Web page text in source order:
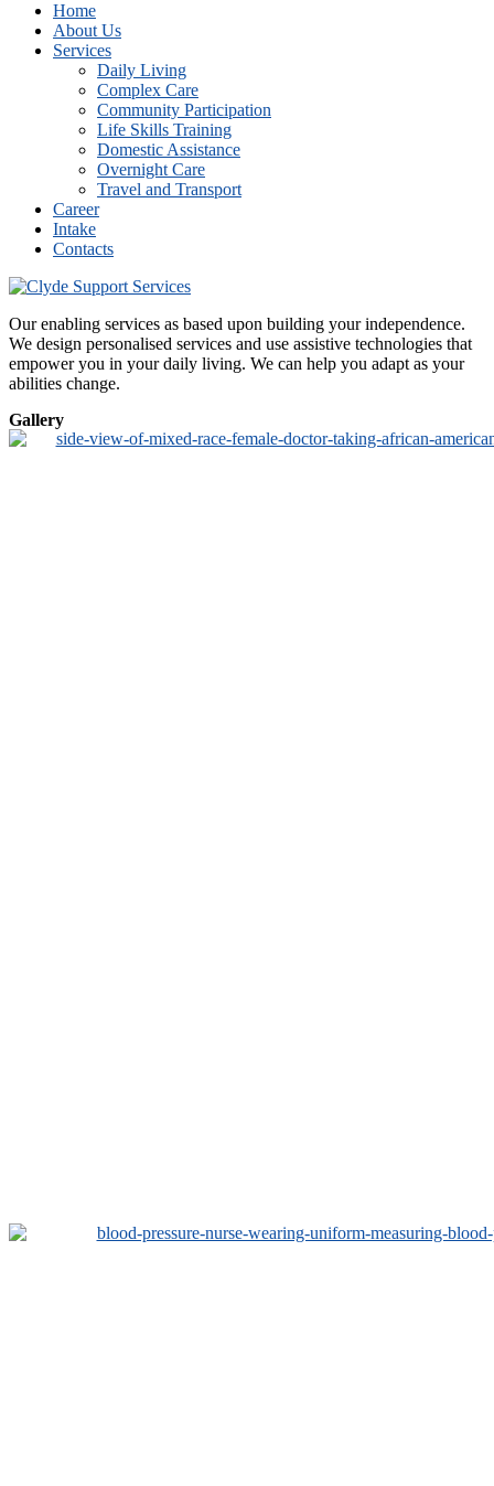
Home
About Us
Services
Daily Living
Complex Care
Community Participation
Life Skills Training
Domestic Assistance
Overnight Care
Travel and Transport
Career
Intake
Contacts
Our enabling services as based upon building your independence.
We design personalised services and use assistive technologies that
empower you in your daily living. We can help you adapt as your
abilities change.
Gallery